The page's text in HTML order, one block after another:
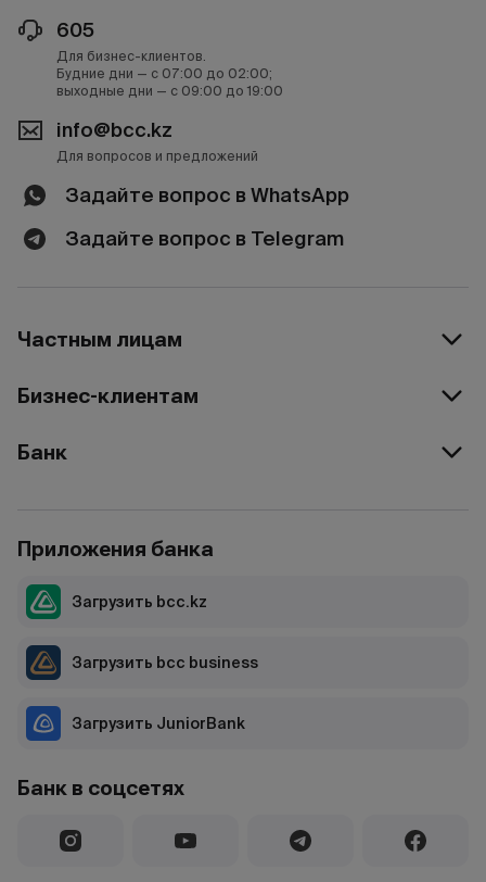
605
Для бизнес-клиентов.
Будние дни — с 07:00 до 02:00;
выходные дни — с 09:00 до 19:00
info@bcc.kz
Для вопросов и предложений
Задайте вопрос в WhatsApp
Задайте вопрос в Telegram
Частным лицам
Бизнес-клиентам
Банк
Банк в соцсетях
Приложения банка
Загрузить bcc.kz
Загрузить bcc business
Загрузить JuniorBank